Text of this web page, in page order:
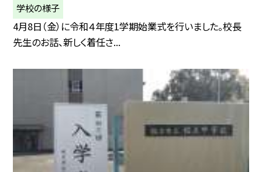
学校の様子
4月8日（金）に令和４年度1学期始業式を行いました。校長
先生のお話、新しく着任さ...